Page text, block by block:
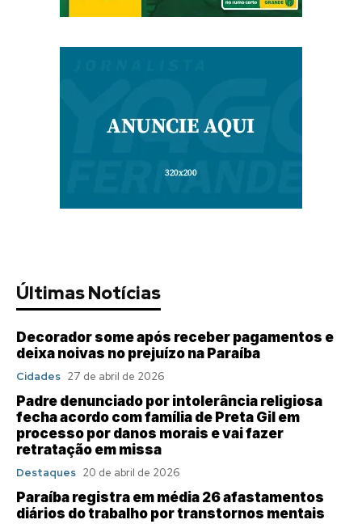
Últimas Notícias
Decorador some após receber pagamentos e
deixa noivas no prejuízo na Paraíba
Cidades 27 de abril de 2026
Padre denunciado por intolerância religiosa
fecha acordo com família de Preta Gil em
processo por danos morais e vai fazer
retratação em missa
Destaques 20 de abril de 2026
Paraíba registra em média 26 afastamentos
diários do trabalho por transtornos mentais